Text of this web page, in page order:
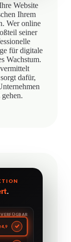
Website
Ihrem
Wer online
seiner
für digitale
Wachstum.
dafür,
.
VERFÜGBAR
4,9